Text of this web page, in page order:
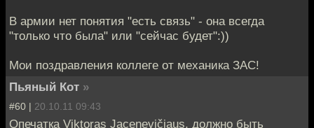
В армии нет понятия "есть связь" - она всегда
"только что была" или "сейчас будет":))
Мои поздравления коллеге от механика ЗАС!
Пьяный Кот »
#60 | 20.10.11 09:43
Опечатка Viktoras Jacenevičiaus, должно быть